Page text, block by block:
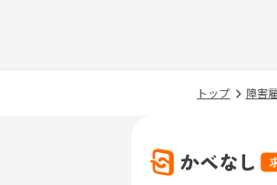
トップ 障害